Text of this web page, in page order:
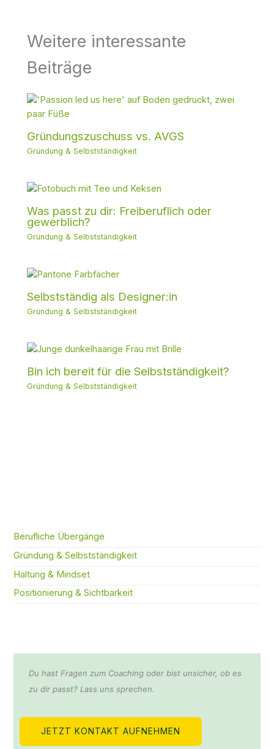
Weitere interessante
Beiträge
Gründungszuschuss vs. AVGS
Gründung & Selbstständigkeit
Was passt zu dir: Freiberuflich oder
gewerblich?
Gründung & Selbstständigkeit
Selbstständig als Designer:in
Gründung & Selbstständigkeit
Bin ich bereit für die Selbstständigkeit?
Gründung & Selbstständigkeit
Berufliche Übergänge
Gründung & Selbstständigkeit
Haltung & Mindset
Positionierung & Sichtbarkeit
Du hast Fragen zum Coaching oder bist unsicher, ob es
zu dir passt? Lass uns sprechen.
JETZT KONTAKT AUFNEHMEN